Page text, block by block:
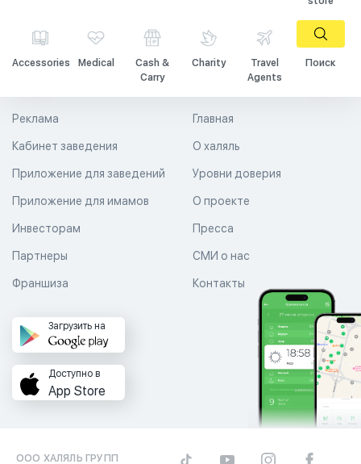
Accessories Medical
Cash &
Carry
Charity
Travel
Agents
Поиск
Главная
О халяль
Уровни доверия
Реклама
Кабинет заведения
Приложение для заведений
Приложение для имамов О проекте
Пресса
СМИ о нас
Контакты
Инвесторам
Партнеры
Франшиза
Загрузить на
Доступно в
App Store
ООО ХАЛЯЛЬ ГРУПП